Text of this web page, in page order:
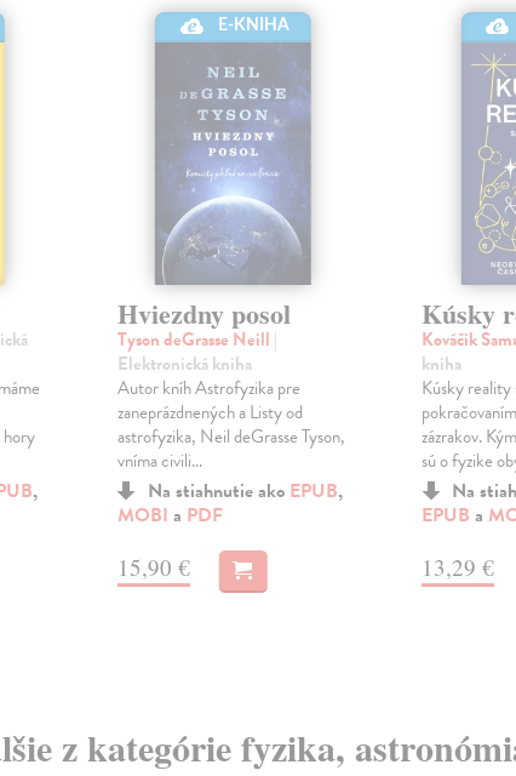
hory
,
E-KNIHA
Hviezdny posol
Tyson deGrasse Neill |
Elektronická kniha
Autor kníh Astrofyzika pre
zaneprázdnených a Listy od
astrofyzika, Neil deGrasse Tyson,
vníma civili...
Na stiahnutie ako EPUB,
MOBI a PDF
15,90 €
Kúsky
Kováčik
kniha
Kúsky reality
zázrakov.
sú o fyzike
Na
EPUB a
13,29 €
z kategórie fyzika,